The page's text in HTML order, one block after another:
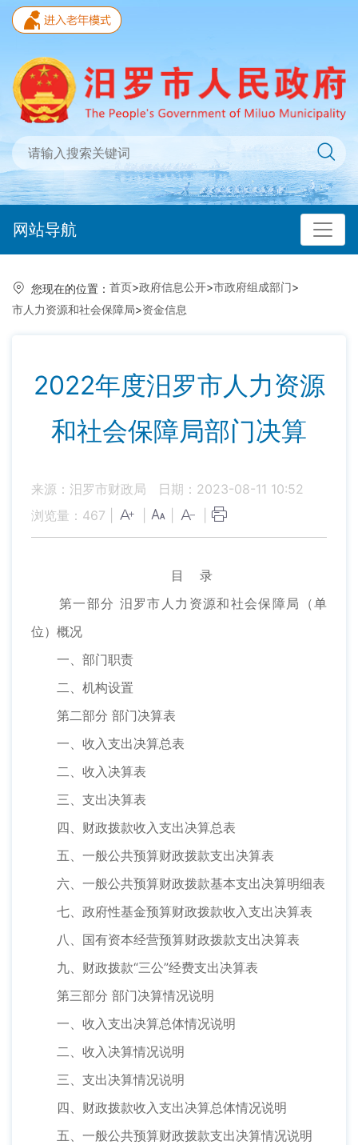
网站导航
您现在的位置： 首页>政府信息公开>市政府组成部门>
市人力资源和社会保障局>资金信息
2022年度汨罗市人力资源
和社会保障局部门决算
来源：汨罗市财政局
日期：2023-08-11 10:52
浏览量： 467
目 录
第一部分 汨罗市人力资源和社会保障局（单
位）概况
一、部门职责
二、机构设置
第二部分 部门决算表
一、收入支出决算总表
二、收入决算表
三、支出决算表
四、财政拨款收入支出决算总表
五、一般公共预算财政拨款支出决算表
六、一般公共预算财政拨款基本支出决算明细表
七、政府性基金预算财政拨款收入支出决算表
八、国有资本经营预算财政拨款支出决算表
九、财政拨款“三公”经费支出决算表
第三部分 部门决算情况说明
一、收入支出决算总体情况说明
二、收入决算情况说明
三、支出决算情况说明
四、财政拨款收入支出决算总体情况说明
五、一般公共预算财政拨款支出决算情况说明